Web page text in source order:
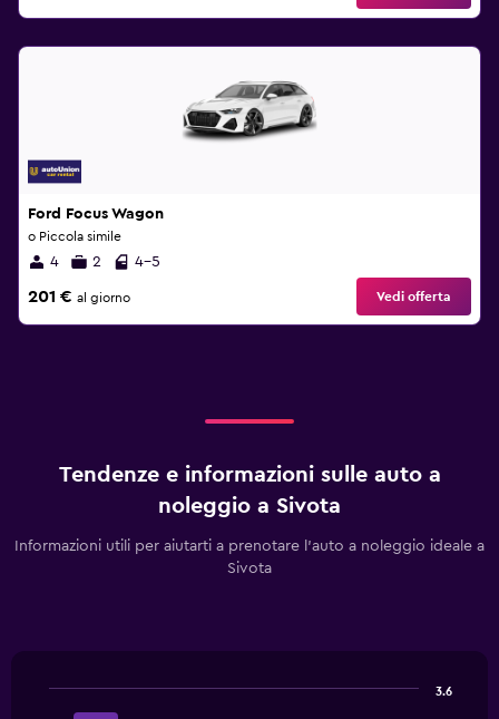
Ford Focus Wagon
o Piccola simile
4 2 4-5
201 € al giorno Vedi offerta
Tendenze e informazioni sulle auto a
noleggio a Sivota
Informazioni utili per aiutarti a prenotare l'auto a noleggio ideale a
Sivota
3.6